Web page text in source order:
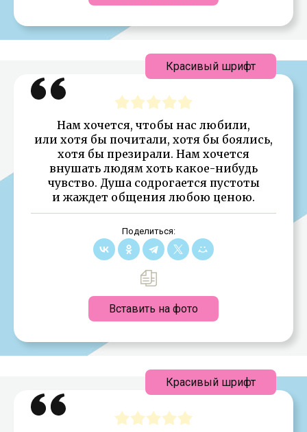
Нам хочется, чтобы нас любили,
или хотя бы почитали, хотя бы боялись,
хотя бы презирали. Нам хочется
внушать людям хоть какое-нибудь
чувство. Душа содрогается пустоты
и жаждет общения любою ценою.
Поделиться:
Вставить на фото
Красивый шрифт
Красивый шрифт